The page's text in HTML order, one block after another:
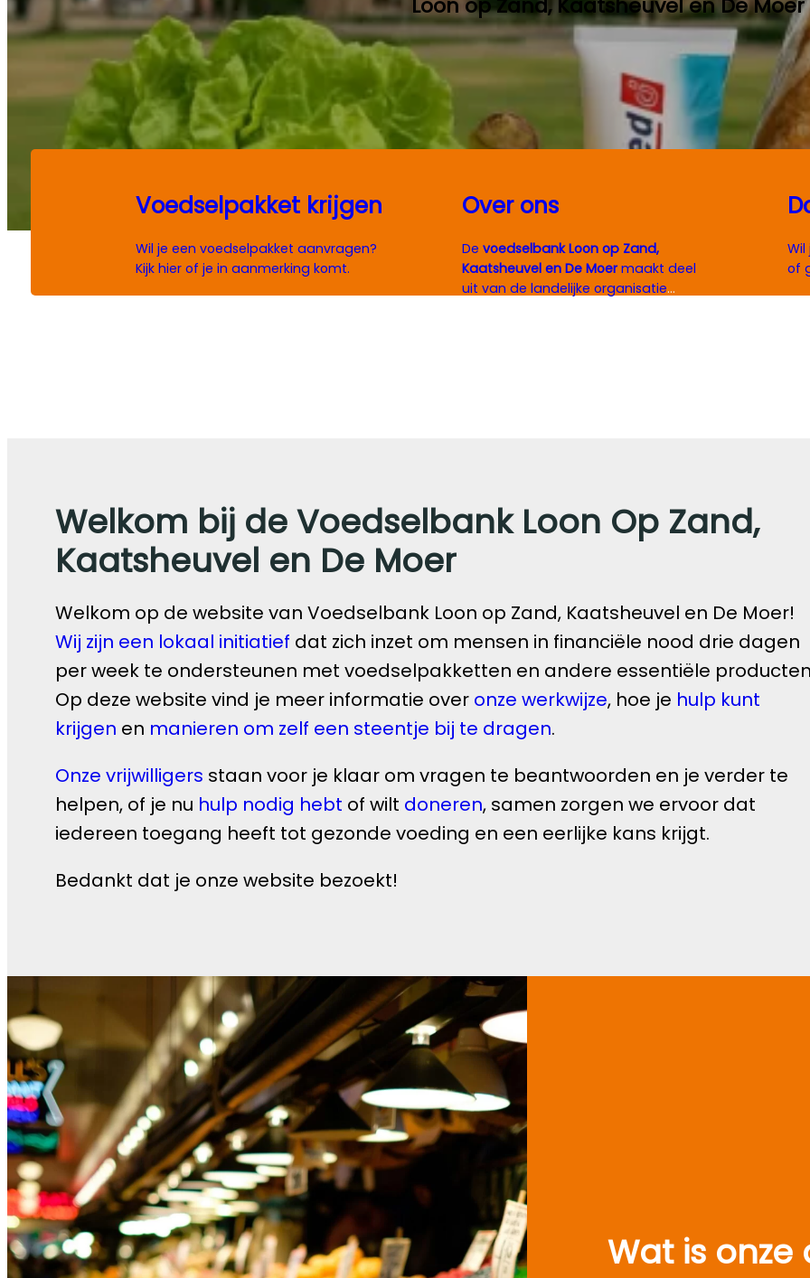
Loon op Zand, Kaatsheuvel en De Moer
Voedselpakket krijgen
Wil je een voedselpakket aanvragen?
Kijk hier of je in aanmerking komt.
Over ons
De voedselbank Loon op Zand,
Kaatsheuvel en De Moermaakt deel
uit van de landelijke organisatie
of
Welkom bij de Voedselbank Loon Op Zand,
Kaatsheuvel en De Moer
Welkom op de website van Voedselbank Loon op Zand, Kaatsheuvel en De Moer!
Wij zijn een lokaal initiatief dat zich inzet om mensen in financiële nood drie dagen
per week te ondersteunen met voedselpakketten en andere essentiële
Op deze website vind je meer informatie over onze werkwijze, hoe je hulp kunt
krijgen en manieren om zelf een steentje bij te dragen.
Onze vrijwilligers staan voor je klaar om vragen te beantwoorden en je verder te
helpen, of je nu hulp nodig hebt of wilt doneren, samen zorgen we ervoor dat
iedereen toegang heeft tot gezonde voeding en een eerlijke kans krijgt.
Bedankt dat je onze website bezoekt!
Wat is